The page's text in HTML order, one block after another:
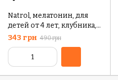
Natrol, мелатонин, для
детей от 4 лет, клубника,
30 таблеток
343 грн 490 грн